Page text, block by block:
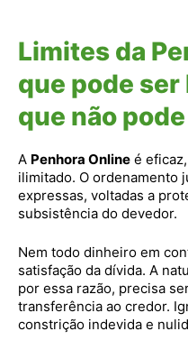
Limites da
que pode ser
que não
A Penhora Online é
ilimitado. O ordenamento
expressas, voltadas a
subsistência do devedor.
Nem todo dinheiro em
satisfação da dívida. A
por essa razão, precisa
transferência ao credor.
constrição indevida e